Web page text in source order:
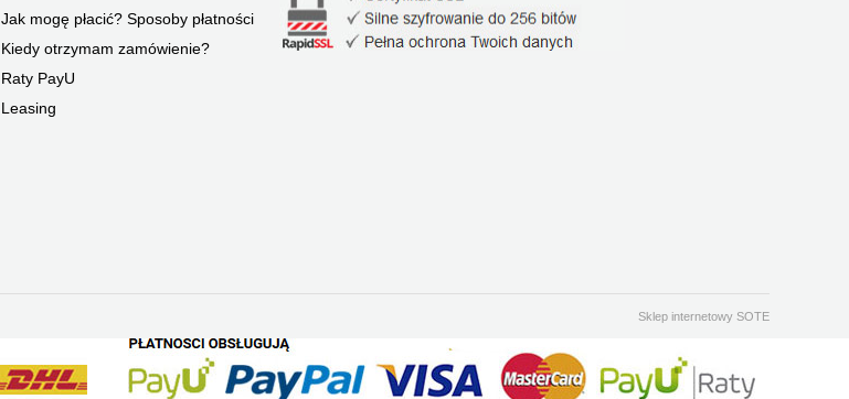
Jak mogę płacić? Sposoby płatności
Kiedy otrzymam zamówienie?
Raty PayU
Leasing
Sklep internetowy SOTE